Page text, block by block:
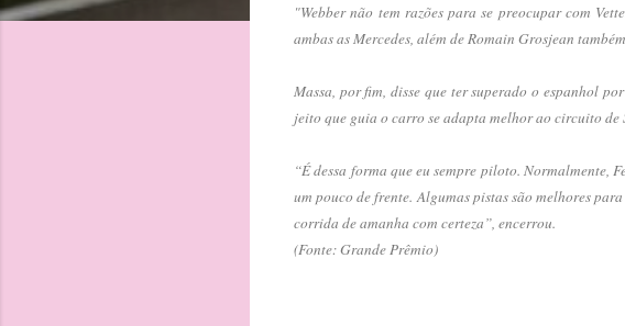
"Webber não tem razões para se preocupar com
ambas as Mercedes, além de Romain Grosjean
Massa, por fim, disse que ter superado o espanhol
jeito que guia o carro se adapta melhor ao circuito
“É dessa forma que eu sempre piloto. Normalmente,
um pouco de frente. Algumas pistas são melhores
corrida de amanha com certeza”, encerrou.
(Fonte: Grande Prêmio)